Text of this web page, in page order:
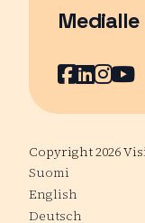
Medialle
Facebook
Sivu
LinkedIn
Sivu
Sivu
Copyright 2026
Suomi
English
Deutsch